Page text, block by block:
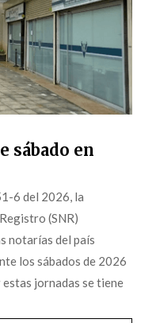
sábado en
6 del 2026, la
(SNR)
notarías del país
los sábados de 2026
jornadas se tiene